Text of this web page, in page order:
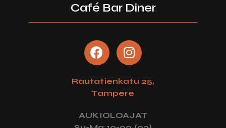
Café Bar Diner
Rautatienkatu 25,
Tampere
AUKIOLOAJAT